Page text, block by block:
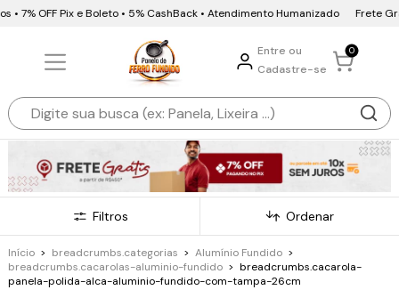
Pix e Boleto • 5% CashBack • Atendimento Humanizado Frete Grátis • 10x
Entre ou
Cadastre-se
0
Filtros Ordenar
Início > breadcrumbs.categorias > Alumínio Fundido >
breadcrumbs.cacarolas-aluminio-fundido > breadcrumbs.cacarola-
panela-polida-alca-aluminio-fundido-com-tampa-26cm